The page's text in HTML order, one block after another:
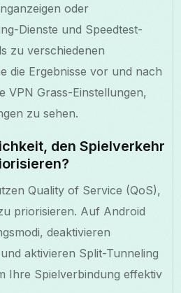
oder
Dienste und Speedtest-
zu verschiedenen
die Ergebnisse vor und nach
VPN Grass-Einstellungen,
zu sehen.
den Spielverkehr
Quality of Service (QoS),
priorisieren. Auf Android
deaktivieren
aktivieren Split-Tunneling
Ihre Spielverbindung effektiv